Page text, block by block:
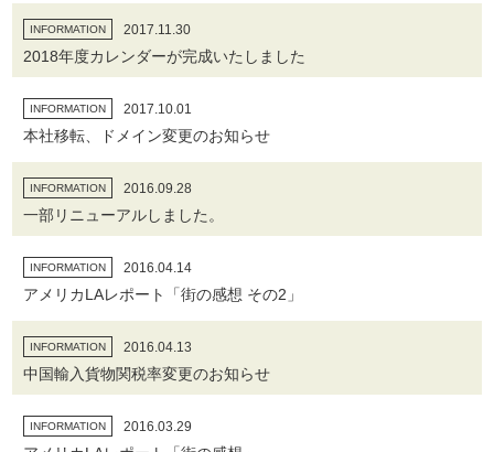
INFORMATION 2017.11.30
2018年度カレンダーが完成いたしました
INFORMATION 2017.10.01
本社移転、ドメイン変更のお知らせ
INFORMATION 2016.09.28
一部リニューアルしました。
INFORMATION 2016.04.14
アメリカLAレポート「街の感想 その2」
INFORMATION 2016.04.13
中国輸入貨物関税率変更のお知らせ
INFORMATION 2016.03.29